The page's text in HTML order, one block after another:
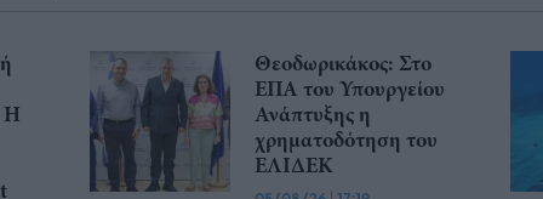
Η
Θεοδωρικάκος: Στο
ΕΠΑ του Υπουργείου
Ανάπτυξης η
χρηματοδότηση του
ΕΛΙΔΕΚ